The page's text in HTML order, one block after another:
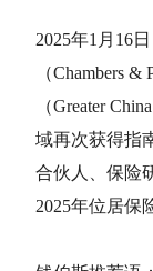
2025年1月16
（Chambers
（Greater
域再次获得指
合伙人、保险
2025年位居保